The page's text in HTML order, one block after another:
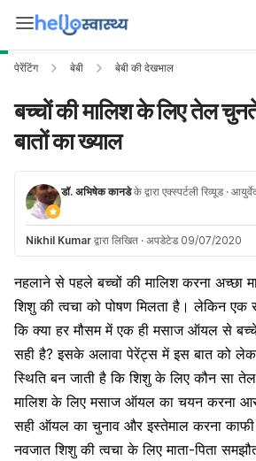
पेरेंटिंग बेबी बेबी की देखभाल
बच्चों की मालिश के लिए तेल
बातों का ख्याल
डॉ. अभिषेक कानडेके द्वारा एक्स्पर्टली रिव्यूड ·
Nikhil Kumar द्वारा लिखित · अपडेटेड 09/07/2020
नहलाने से पहले बच्चों की मालिश करना अच्छा
शिशु की त्वचा को पोषण मिलता है। लेकिन एक
कि क्या हर मौसम में एक ही मसाज ऑयल से
सही है? इसके अलावा पेरेंट्स में इस बात को
स्थिति बन जाती है कि शिशु के लिए कौन सा
मालिश के लिए मसाज ऑयल का चयन करना
सही ऑयल का चुनाव और इस्तेमाल करना
नवजात शिशु की त्वचा के लिए माता-पिता